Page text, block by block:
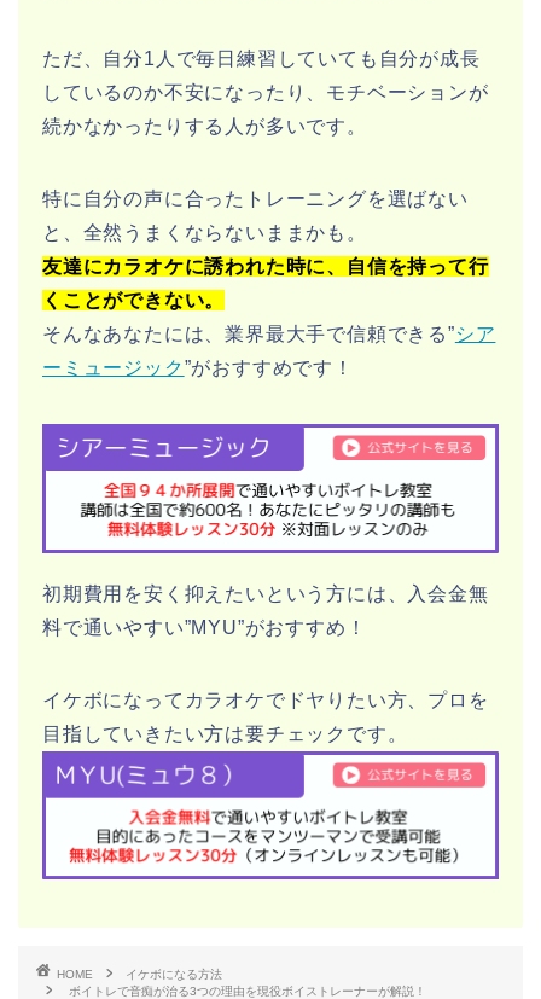
ただ、自分1人で毎日練習していても自分が成長
しているのか不安になったり、モチベーションが
続かなかったりする人が多いです。
特に自分の声に合ったトレーニングを選ばない
と、全然うまくならないままかも。
友達にカラオケに誘われた時に、自信を持って行
くことができない。
そんなあなたには、業界最大手で信頼できる”シア
ーミュージック”がおすすめです！
初期費用を安く抑えたいという方には、入会金無
料で通いやすい”MYU”がおすすめ！
イケボになってカラオケでドヤりたい方、プロを
目指していきたい方は要チェックです。
HOME
イケボになる方法
ボイトレで音痴が治る3つの理由を現役ボイストレーナーが解説！